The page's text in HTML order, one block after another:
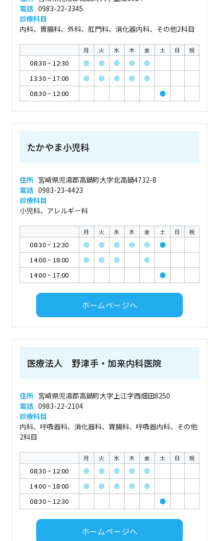
電話 0983-22-3345
診療科目
内科、胃腸科、外科、肛門科、消化器内科、その他2科目
月 火 水 木 金 土 日 祝
08:30~ 12:30 ● ● ● ●
●
13:30~ 17:00 ● ● ● ●
●
08:30~ 12:00 ●
たかやま小児科
住所 宮崎県児湯郡高鍋町大字北高鍋4732-8
電話 0983-23-4423
診療科目
小児科、アレルギー科
月 火 水 木 金 土 日 祝
08:30~ 12:30 ● ● ● ● ●
●
14:00~ 18:00 ● ● ●
●
14:00~ 17:00 ●
ホームページへ
医療法人 野津手・加来内科医院
住所 宮崎県児湯郡高鍋町大字上江字西畑田8250
電話 0983-22-2104
診療科目
内科、呼吸器科、消化器科、胃腸科、呼吸器内科、その他
2科目
月 火 水 木 金 土 日 祝
08:30~ 12:00 ● ● ● ●
●
14:00~ 18:00 ● ● ● ●
●
08:30~ 12:30 ●
ホームページへ